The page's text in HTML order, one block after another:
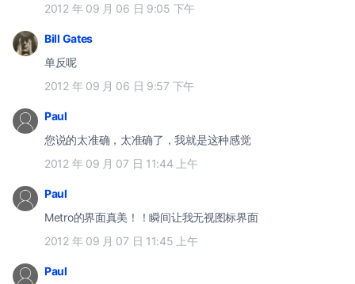
2012 年 09 月 06 日 9:05 下午
Bill Gates
单反呢
2012 年 09 月 06 日 9:57 下午
Paul
您说的太准确，太准确了，我就是这种感觉
2012 年 09 月 07 日 11:44 上午
Paul
Metro的界面真美！！瞬间让我无视图标界面
2012 年 09 月 07 日 11:45 上午
Paul